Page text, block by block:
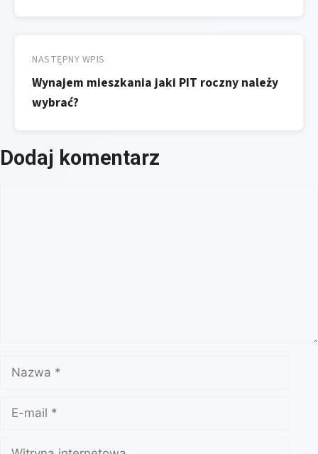
NASTĘPNY WPIS
Wynajem mieszkania jaki PIT roczny należy
wybrać?
Dodaj komentarz
Nazwa
mail
Witryna